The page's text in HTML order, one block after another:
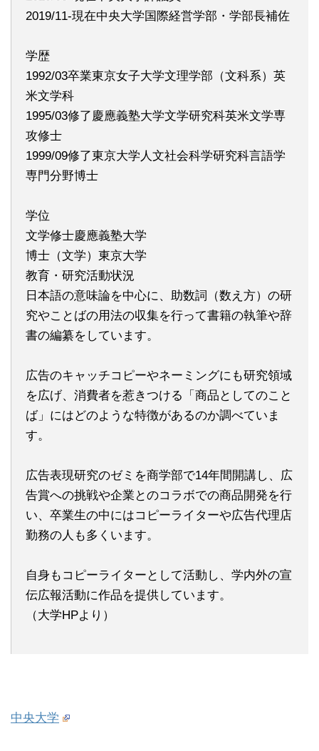
2019/11-現在中央大学国際経営学部・学部長補佐
学歴
1992/03卒業東京女子大学文理学部（文科系）英
米文学科
1995/03修了慶應義塾大学文学研究科英米文学専
攻修士
1999/09修了東京大学人文社会科学研究科言語学
専門分野博士
学位
文学修士慶應義塾大学
博士（文学）東京大学
教育・研究活動状況
日本語の意味論を中心に、助数詞（数え方）の研
究やことばの用法の収集を行って書籍の執筆や辞
書の編纂をしています。
広告のキャッチコピーやネーミングにも研究領域
を広げ、消費者を惹きつける「商品としてのこと
ば」にはどのような特徴があるのか調べていま
す。
広告表現研究のゼミを商学部で14年間開講し、広
告賞への挑戦や企業とのコラボでの商品開発を行
い、卒業生の中にはコピーライターや広告代理店
勤務の人も多くいます。
自身もコピーライターとして活動し、学内外の宣
伝広報活動に作品を提供しています。
（大学HPより）
中央大学